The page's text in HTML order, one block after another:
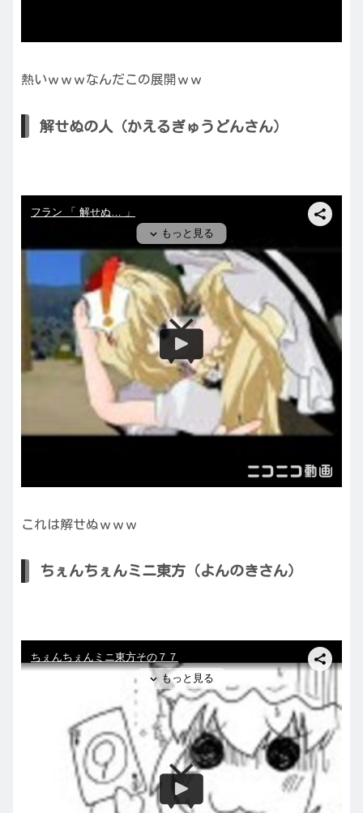
熱いｗｗｗなんだこの展開ｗｗ
解せぬの人（かえるぎゅうどんさん）
これは解せぬｗｗｗ
ちぇんちぇんミニ東方（よんのきさん）